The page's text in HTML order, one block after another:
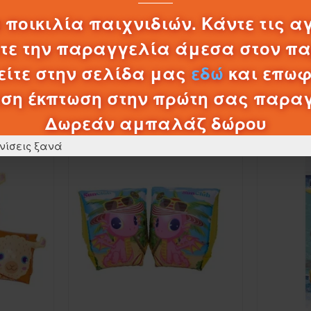
παιχνιδιών. Κάντε τις
την παραγγελία άμεσα στον
στην σελίδα μας εδώ και
έκπτωση στην πρώτη σας
Δωρεάν αμπαλάζ δώρου
ξανά
ΚΑΛΆΘΙ
ΠΡΟΪΌΝΤΑ ΚΑΤΗΓΟΡΊΑΣ